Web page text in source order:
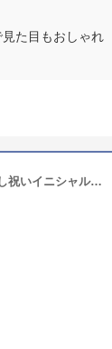
た目もおしゃれ
ディズニー ミッキー マウスミニー マウス 結婚祝い 贈り物ペア 新築祝い 引っ越し祝いイニシャルタオル 大人向けグッズ 内祝い フェイスタオル ギフト電報 即日発送 おしゃれ 祝電 退職祝 結婚 記念日 送料無料 刺繍